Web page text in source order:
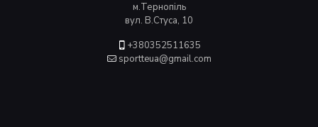
м.Тернопіль
вул. В.Стуса, 10
+380352511635
sportteua@gmail.com